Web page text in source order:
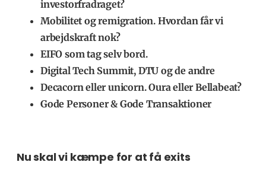
investorfradraget?
Mobilitet og remigration. Hvordan får vi
arbejdskraft nok?
EIFO som tag selv bord.
Digital Tech Summit, DTU og de andre
Decacorn eller unicorn. Oura eller Bellabeat?
Gode Personer & Gode Transaktioner
Nu skal vi kæmpe for at få exits